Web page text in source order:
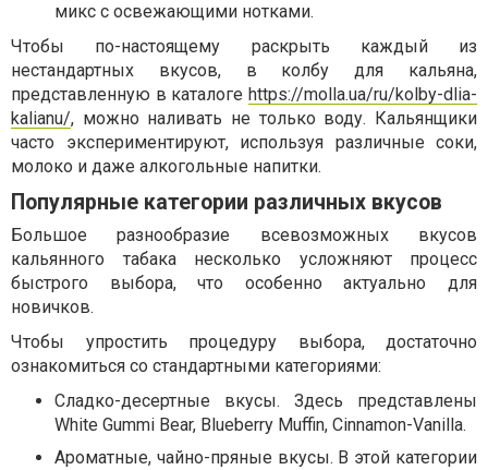
микс с освежающими нотками.
Чтобы по-настоящему раскрыть каждый из
нестандартных вкусов, в колбу для кальяна,
представленную в каталоге https://molla.ua/ru/kolby-dlia-
kalianu/, можно наливать не только воду. Кальянщики
часто экспериментируют, используя различные соки,
молоко и даже алкогольные напитки.
Популярные категории различных вкусов
Большое разнообразие всевозможных вкусов
кальянного табака несколько усложняют процесс
быстрого выбора, что особенно актуально для
новичков.
Чтобы упростить процедуру выбора, достаточно
ознакомиться со стандартными категориями:
Сладко-десертные вкусы. Здесь представлены
White Gummi Bear, Blueberry Muffin, Cinnamon-Vanilla.
Ароматные, чайно-пряные вкусы. В этой категории